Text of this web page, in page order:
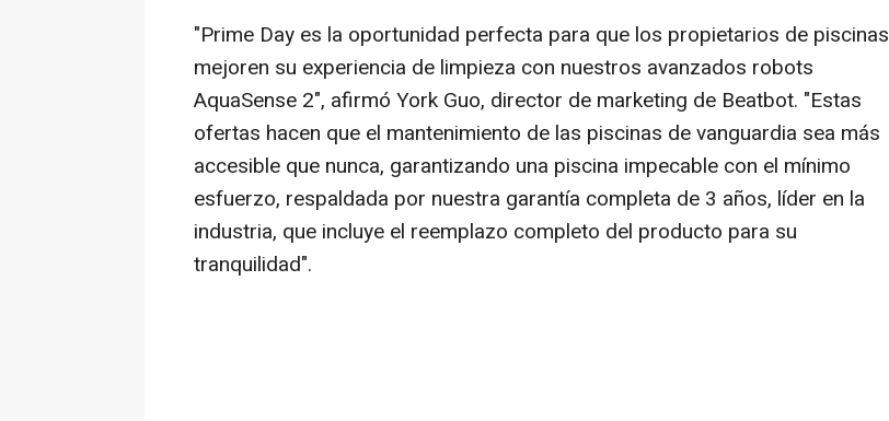
"Prime Day es la oportunidad perfecta para que los propietarios de piscinas
mejoren su experiencia de limpieza con nuestros avanzados robots
AquaSense 2", afirmó York Guo, director de marketing de Beatbot. "Estas
ofertas hacen que el mantenimiento de las piscinas de vanguardia sea más
accesible que nunca, garantizando una piscina impecable con el mínimo
esfuerzo, respaldada por nuestra garantía completa de 3 años, líder en la
industria, que incluye el reemplazo completo del producto para su
tranquilidad".